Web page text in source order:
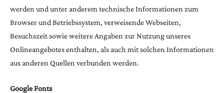
werden und unter anderem technische Informationen zum
Browser und Betriebssystem, verweisende Webseiten,
Besuchszeit sowie weitere Angaben zur Nutzung unseres
Onlineangebotes enthalten, als auch mit solchen Informationen
aus anderen Quellen verbunden werden.
Google Fonts